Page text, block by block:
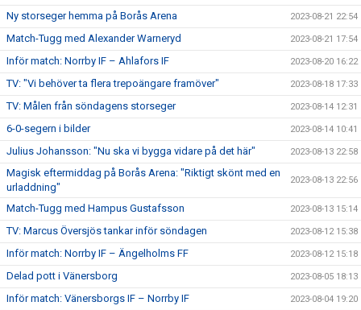
Ny storseger hemma på Borås Arena 2023-08-21 22:54
Match-Tugg med Alexander Warneryd 2023-08-21 17:54
Inför match: Norrby IF – Ahlafors IF 2023-08-20 16:22
TV: "Vi behöver ta flera trepoängare framöver" 2023-08-18 17:33
TV: Målen från söndagens storseger 2023-08-14 12:31
6-0-segern i bilder 2023-08-14 10:41
Julius Johansson: "Nu ska vi bygga vidare på det här" 2023-08-13 22:58
Magisk eftermiddag på Borås Arena: "Riktigt skönt med en
urladdning"
2023-08-13 22:56
Match-Tugg med Hampus Gustafsson 2023-08-13 15:14
TV: Marcus Översjös tankar inför söndagen 2023-08-12 15:38
Inför match: Norrby IF – Ängelholms FF 2023-08-12 15:18
Delad pott i Vänersborg 2023-08-05 18:13
Inför match: Vänersborgs IF – Norrby IF 2023-08-04 19:20